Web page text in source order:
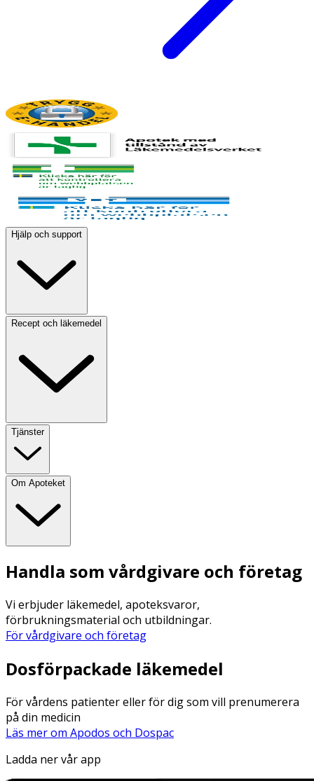
Hjälp och support
Recept och läkemedel
Tjänster
Om Apoteket
Handla som vårdgivare och företag
Vi erbjuder läkemedel, apoteksvaror,
förbrukningsmaterial och utbildningar.
För vårdgivare och företag
Dosförpackade läkemedel
För vårdens patienter eller för dig som vill prenumerera
på din medicin
Läs mer om Apodos och Dospac
Ladda ner vår app